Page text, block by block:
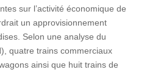
sur l’activité économique de
un approvisionnement
Selon une analyse du
quatre trains commerciaux
ainsi que huit trains de